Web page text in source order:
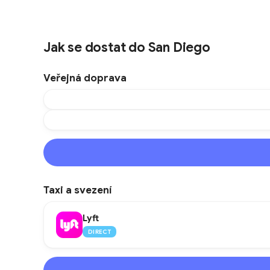
Jak se dostat do San Diego
Veřejná doprava
Taxi a svezení
Lyft
DIRECT